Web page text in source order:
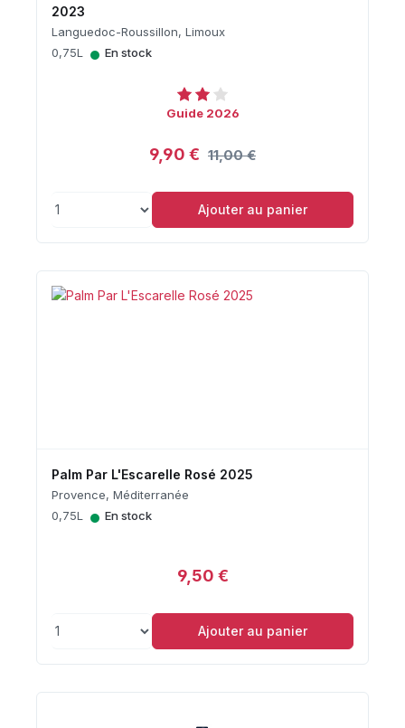
2023
Languedoc-Roussillon, Limoux
0,75L
• En stock
Guide 2026
9,90 € 11,00 €
Ajouter au panier
Palm Par L'Escarelle Rosé 2025
Provence, Méditerranée
0,75L
• En stock
9,50 €
Ajouter au panier